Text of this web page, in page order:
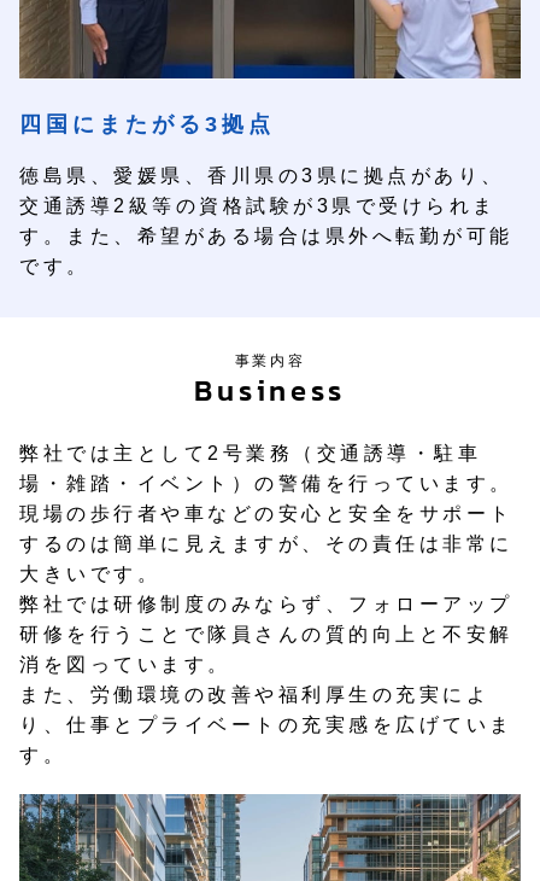
FAX.
677-
9283
問
い
合
せ
Contact
四国にまたがる3拠点
徳島県、愛媛県、香川県の3県に拠点があり、
交通誘導2級等の資格試験が3県で受けられま
す。また、希望がある場合は県外へ転勤が可能
です。
事業内容
Business
弊社では主として2号業務（交通誘導・駐車
場・雑踏・イベント）の警備を行っています。
現場の歩行者や車などの安心と安全をサポート
するのは簡単に見えますが、その責任は非常に
大きいです。
弊社では研修制度のみならず、フォローアップ
研修を行うことで隊員さんの質的向上と不安解
消を図っています。
また、労働環境の改善や福利厚生の充実によ
り、仕事とプライベートの充実感を広げていま
す。